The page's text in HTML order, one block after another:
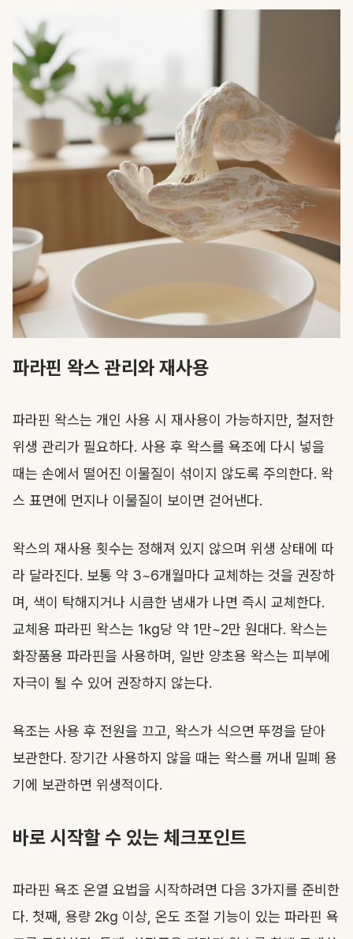
파라핀 왁스 관리와 재사용
파라핀 왁스는 개인 사용 시 재사용이 가능하지만, 철저한
위생 관리가 필요하다. 사용 후 왁스를 욕조에 다시 넣을
때는 손에서 떨어진 이물질이 섞이지 않도록 주의한다. 왁
스 표면에 먼지나 이물질이 보이면 걷어낸다.
왁스의 재사용 횟수는 정해져 있지 않으며 위생 상태에 따
라 달라진다. 보통 약 3~6개월마다 교체하는 것을 권장하
며, 색이 탁해지거나 시큼한 냄새가 나면 즉시 교체한다.
교체용 파라핀 왁스는 1kg당 약 1만~2만 원대다. 왁스는
화장품용 파라핀을 사용하며, 일반 양초용 왁스는 피부에
자극이 될 수 있어 권장하지 않는다.
욕조는 사용 후 전원을 끄고, 왁스가 식으면 뚜껑을 닫아
보관한다. 장기간 사용하지 않을 때는 왁스를 꺼내 밀폐 용
기에 보관하면 위생적이다.
바로 시작할 수 있는 체크포인트
파라핀 욕조 온열 요법을 시작하려면 다음 3가지를 준비한
다. 첫째, 용량 2kg 이상, 온도 조절 기능이 있는 파라핀 욕